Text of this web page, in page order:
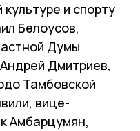
и спорту
Белоусов,
Думы
Дмитриев,
Тамбовской
вице-
Амбарцумян,